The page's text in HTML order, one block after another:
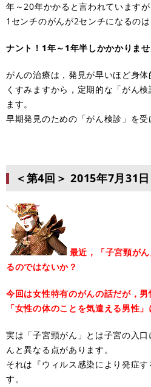
年～20年かかると言われていますが
1センチのがんが2センチになるの
ナント！1年～1年半しかかかりませ
がんの治療は，発見が早いほど身
くすみますから，定期的な「がん
ます。
早期発見のための「がん検診」を受
＜第4回＞ 2015年7月31日
最近，「子宮頸が
るのではないか？
今回は女性特有のがんの話だが，
「女性の体のことを気遣える男性」
実は「子宮頸がん」とは子宮の入
んと異なる点があります。
それは『ウィルス感染により発症
す。